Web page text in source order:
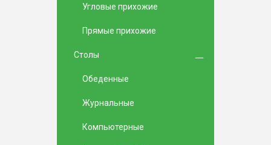
Угловые прихожие
Прямые прихожие
Столы
Обеденные
Журнальные
Компьютерные